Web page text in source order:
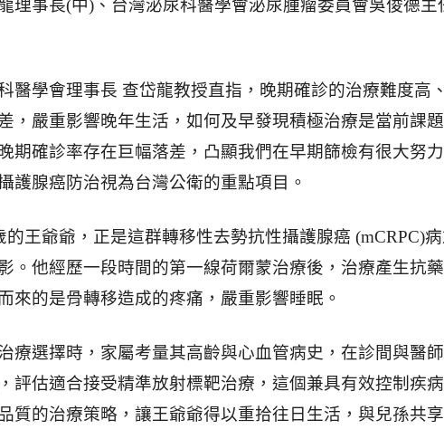
理事長(中)、台灣泌尿科醫學會泌尿腫瘤委員會吳俊德主
醫學會理事長 查岱龍教授直指，晚期確診的治療難度高
，嚴重影響晚年生活，如何及早發現積極治療是當前課
期確診率存在巨幅落差，凸顯我們在早期篩檢有很大努
護腺癌防治視為台灣公衛的重點項目。
的王爺爺，正是這群轉移性去勢抗性攝護腺癌 (mCRPC)
。他經歷一段時間的第一線荷爾蒙治療後，治療產生抗藥
來的是骨轉移造成的疼痛，嚴重影響睡眠。
療選擇時，家屬考量其高齡與心血管病史，在診間與醫
評估適合接受精準放射標靶治療，這個兼具有效控制疾
質的治療策略，讓王爺爺得以重拾往日生活，與兒孫共